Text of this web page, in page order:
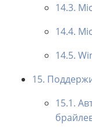
14.3.
14.4.
14.5.
15.
15.1.